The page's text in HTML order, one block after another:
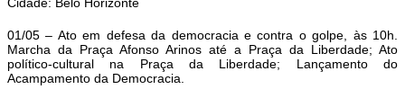
01/05 – Ato em defesa da democracia e contra o golpe, às 10h.
Marcha da Praça Afonso Arinos até a Praça da Liberdade; Ato
político-cultural na Praça da Liberdade; Lançamento do
Acampamento da Democracia.